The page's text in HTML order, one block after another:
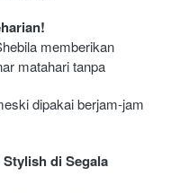
memberikan
matahari tanpa
dipakai berjam-jam
di Segala